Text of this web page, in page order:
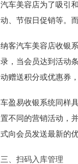
汽车美容店为了吸引
动、节假日促销等。
纳客汽车美容店收银
录，当会员达到活动
动赠送积分或优惠券
车盈易收银系统同样
置不同的营销活动，
式向会员发送最新的
三、扫码入库管理